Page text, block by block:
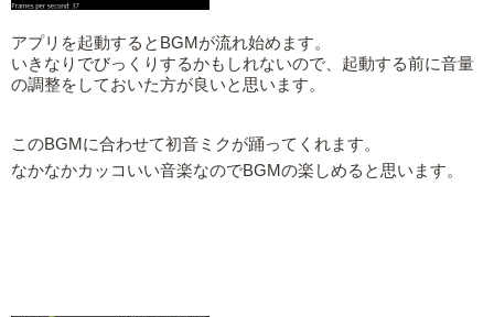
アプリを起動するとBGMが流れ始めます。
いきなりでびっくりするかもしれないので、起動する前に音量
の調整をしておいた方が良いと思います。
このBGMに合わせて初音ミクが踊ってくれます。
なかなかカッコいい音楽なのでBGMの楽しめると思います。